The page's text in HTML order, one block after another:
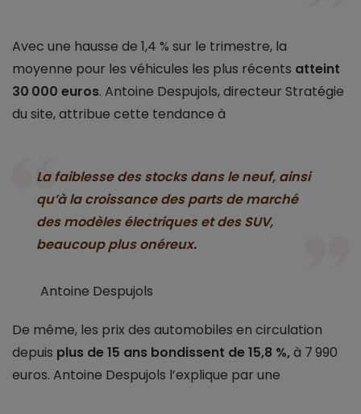
Avec une hausse de 1,4 % sur le trimestre, la
moyenne pour les véhicules les plus récents atteint
30 000 euros. Antoine Despujols, directeur Stratégie
du site, attribue cette tendance à
La faiblesse des stocks dans le neuf, ainsi
qu’à la croissance des parts de marché
des modèles électriques et des SUV,
beaucoup plus onéreux.
Antoine Despujols
De même, les prix des automobiles en circulation
depuis plus de 15 ans bondissent de 15,8 %,à 7 990
euros. Antoine Despujols l’explique par une